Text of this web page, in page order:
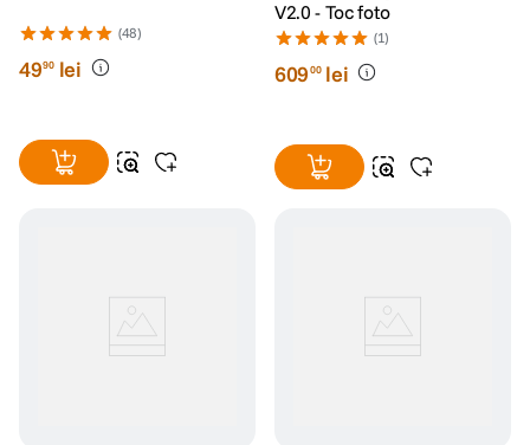
(48)
4990 lei
V2.0 - Toc foto
(1)
60900 lei